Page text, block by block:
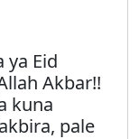
ya Eid
Akbar!!
kuna
pale